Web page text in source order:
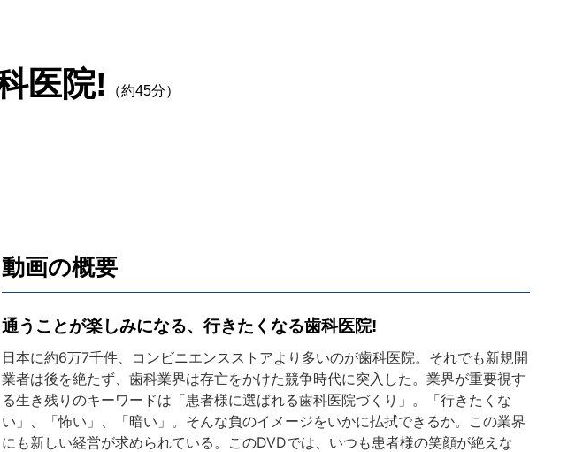
医院! （約45分）
動画の概要
通うことが楽しみになる、行きたくなる歯科医院!
日本に約6万7千件、コンビニエンスストアより多いのが歯科医院。それでも新規開
業者は後を絶たず、歯科業界は存亡をかけた競争時代に突入した。業界が重要視す
る生き残りのキーワードは「患者様に選ばれる歯科医院づくり」。「行きたくな
い」、「怖い」、「暗い」。そんな負のイメージをいかに払拭できるか。この業界
にも新しい経営が求められている。このDVDでは、いつも患者様の笑顔が絶えな